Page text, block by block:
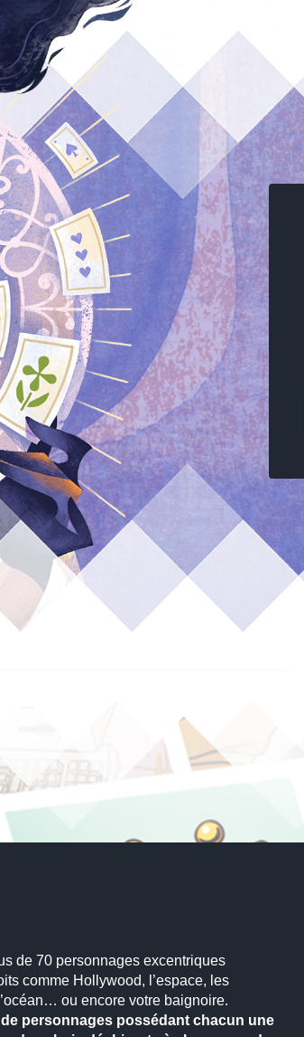
de 70 personnages excentriques
comme Hollywood, l’espace, les
ou encore votre baignoire.
personnages possédant chacun une